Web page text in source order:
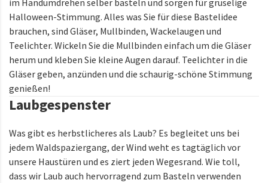
im Handumdrehen selber basteln und sorgen für gruselige
Halloween-Stimmung. Alles was Sie für diese Bastelidee
brauchen, sind Gläser, Mullbinden, Wackelaugen und
Teelichter. Wickeln Sie die Mullbinden einfach um die Gläser
herum und kleben Sie kleine Augen darauf. Teelichter in die
Gläser geben, anzünden und die schaurig-schöne Stimmung
genießen!
Laubgespenster
Was gibt es herbstlicheres als Laub? Es begleitet uns bei
jedem Waldspaziergang, der Wind weht es tagtäglich vor
unsere Haustüren und es ziert jeden Wegesrand. Wie toll,
dass wir Laub auch hervorragend zum Basteln verwenden